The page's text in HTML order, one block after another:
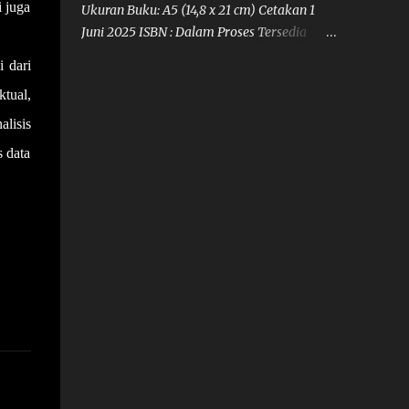
juga
dari
data
dan sekaligus implementatif ke dalam aksi
dzikir dan perilaku sehari-hari jama’ah
Ukuran Buku: A5 (14,8 x 21 cm) Cetakan 1
Juni 2025 ISBN : Dalam Proses Tersedia